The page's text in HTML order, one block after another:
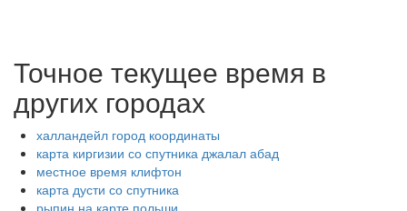
Точное текущее время в
других городах
халландейл город координаты
карта киргизии со спутника джалал абад
местное время клифтон
карта дусти со спутника
рыпин на карте польши